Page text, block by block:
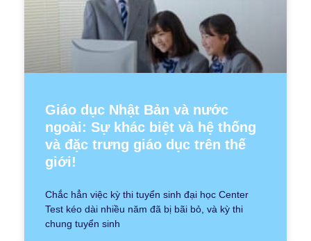
Giáo dục Nhật Bản và nước
ngoài: Sự khác biệt và hệ thống
và đặc trưng giáo dục trên thế
giới!
Chắc hẳn việc kỳ thi tuyển sinh đại học Center
Test kéo dài nhiều năm đã bị bãi bỏ, và kỳ thi
chung tuyển sinh